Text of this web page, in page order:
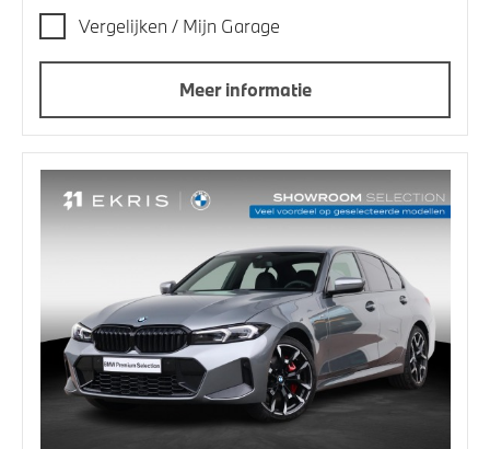
Vergelijken / Mijn Garage
Meer informatie